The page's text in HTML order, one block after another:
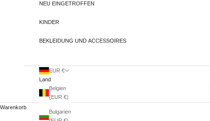
NEU EINGETROFFEN
KINDER
BEKLEIDUNG UND ACCESSOIRES
EUR €
Land
Belgien
(EUR €)
Bulgarien
Warenkorb